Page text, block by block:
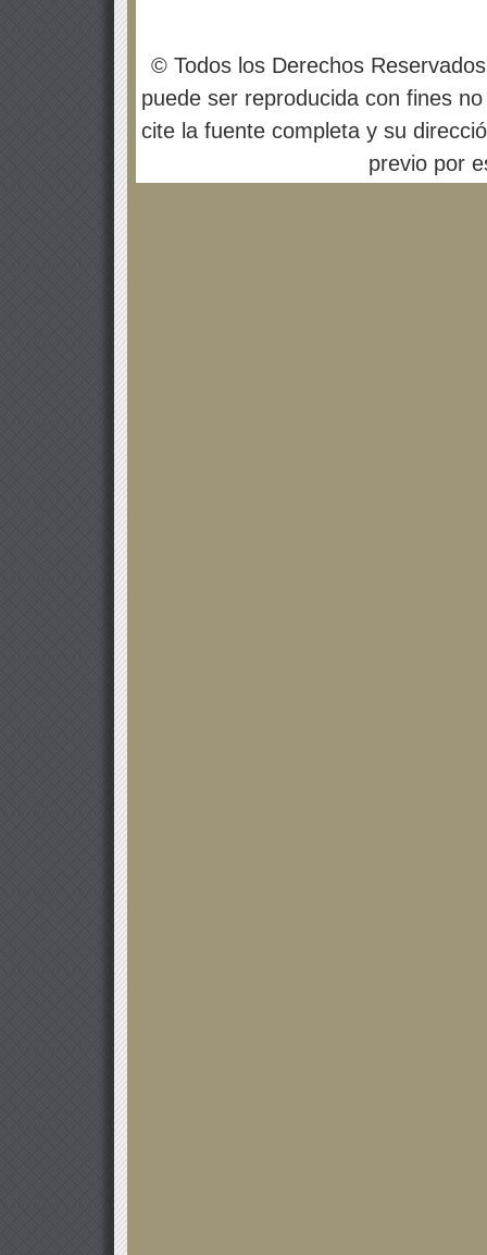
© Todos los Derechos
puede ser reproducida con fines
cite la fuente completa y su
previo por